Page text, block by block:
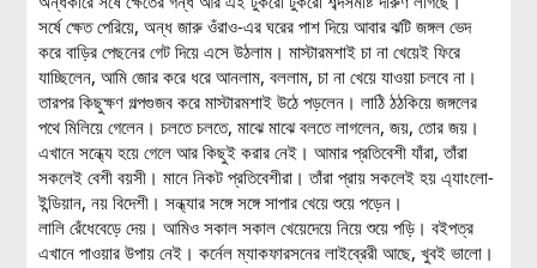
সর্ষে ক্ষেত পেরিয়ে, অন্ধ জারু ওঁরাও-এর ঘরের পাশ দিয়ে আবার ঝটি জঙ্গল ভেদ
করে বাড়ির পেছনের গেট দিয়ে এসে উঠলাম। মাস্টারমশাই চা না খেয়েই ফিরে
যাচ্ছিলেন, আমি জোর করে ধরে আনলাম, বললাম, চা না খেয়ে যাওয়া চলবে না।
তারপর কিছুক্ষণ গল্পগুজব করে মাস্টারমশাই উঠে পড়লেন। লাঠি ঠঠকিয়ে জঙ্গলের
পথে মিলিয়ে গেলেন। চলতে চলতে, মাঝে মাঝে বলতে লাগলেন, জয়, তোর জয়।
এখানে সন্ধ্যে হয়ে গেলে আর কিছুই করার নেই। আমার প্রতিবেশী যাঁরা, তাঁরা
সকলেই বেশী বয়সী। মানে নিকট প্রতিবেশীরা। তাঁরা প্রায় সকলেই হয় এ্যাংলো-
ইন্ডিয়ান, নয় বিদেশী। সন্ধ্যার সঙ্গে সঙ্গে সাপার খেয়ে শুয়ে পড়েন।
লালি রেঁধেবেড়ে দেয়। আমিও সকাল সকাল খেয়েদেয়ে নিয়ে শুয়ে পড়ি। বইপত্র
এখানে পাওয়ার উপায় নেই। কর্নেল ম্যাকফারসনের লাইব্রেরী আছে, খুবই ভালো।